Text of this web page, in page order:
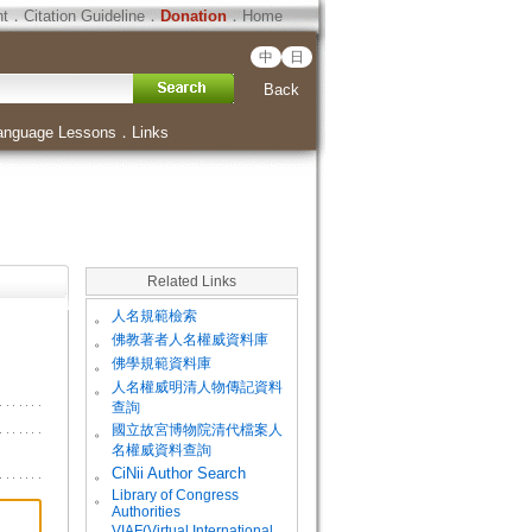
．Citation Guideline．Donation．Home
中 日
Back
Lessons ． Links
Related Links
。 人名規範檢索
。 佛教著者人名權威資料庫
。 佛學規範資料庫
。
人名權威明清人物傳記資料
查詢
。
國立故宮博物院清代檔案人
名權威資料查詢
。
CiNii Author Search
。
Library of Congress
Authorities